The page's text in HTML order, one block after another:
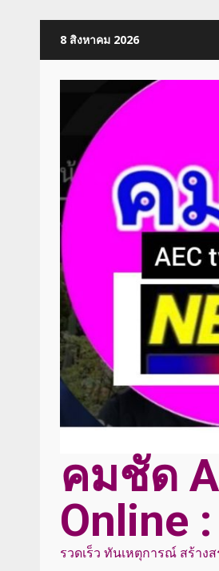
8 สิงหาคม 2026
คมชัด
Online
รวดเร็ว ทันเหตุการณ์ สร้าง